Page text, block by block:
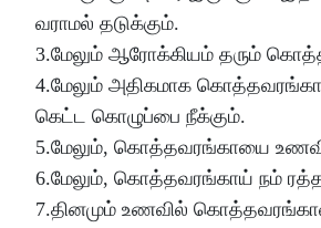
வராமல் தடுக்கும்.
3.மேலும் ஆரோக்கியம் தரும்
4.மேலும் அதிகமாக
கெட்ட கொழுப்பை நீக்கும்.
5.மேலும், கொத்தவரங்காயை
6.மேலும், கொத்தவரங்காய் நம்
7.தினமும் உணவில்